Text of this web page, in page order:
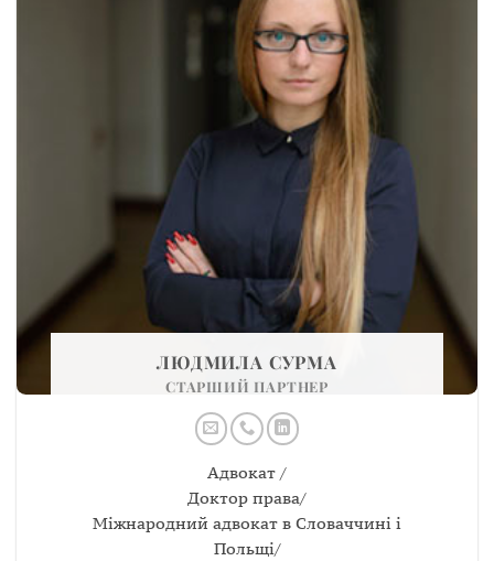
ЛЮДМИЛА СУРМА
СТАРШИЙ ПАРТНЕР
Адвокат /
Доктор права/
Міжнародний адвокат в Словаччині і
Польщі/